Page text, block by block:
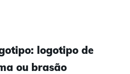
logotipo de
ou brasão